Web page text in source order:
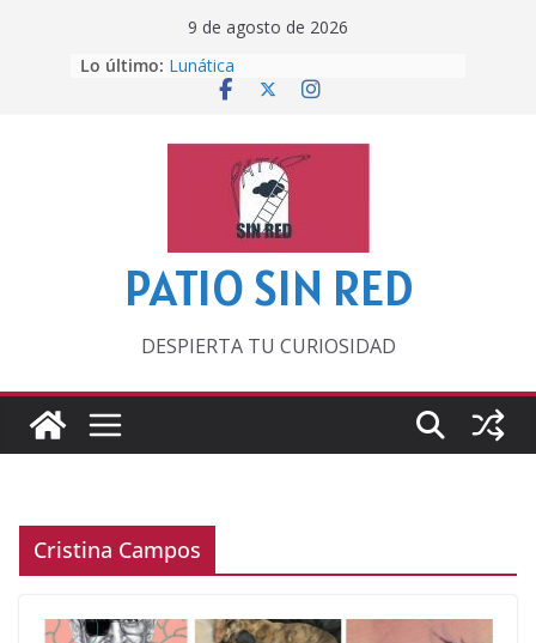
9 de agosto de 2026
Lo último: Lunática
Pero, hasta entonces…
‘La broma infinita’ de recomendar
lecturas veraniegas
Otra del Mundial
PATIO SIN RED
DESPIERTA TU CURIOSIDAD
Cristina Campos